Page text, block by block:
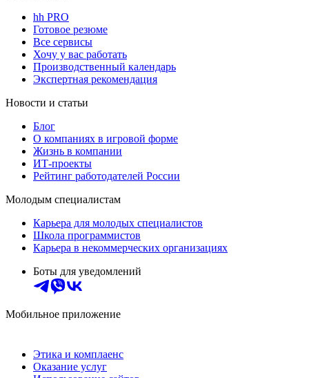
hh PRO
Готовое резюме
Все сервисы
Хочу у вас работать
Производственный календарь
Экспертная рекомендация
Новости и статьи
Блог
О компаниях в игровой форме
Жизнь в компании
ИТ-проекты
Рейтинг работодателей России
Молодым специалистам
Карьера для молодых специалистов
Школа программистов
Карьера в некоммерческих организациях
Боты для уведомлений
Мобильное приложение
Этика и комплаенс
Оказание услуг